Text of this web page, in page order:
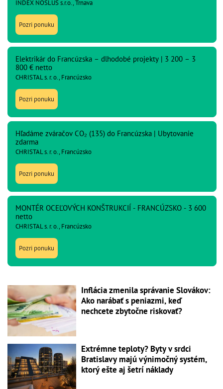
INDEX NOSLUŠ s.r.o., Trnava
Pozri ponuku
Elektrikár do Francúzska – dlhodobé projekty | 3 200 – 3
800 € netto
CHRISTAL s. r. o., Francúzsko
Pozri ponuku
Hľadáme zváračov CO₂ (135) do Francúzska | Ubytovanie
zdarma
CHRISTAL s. r. o., Francúzsko
Pozri ponuku
MONTÉR OCEĽOVÝCH KONŠTRUKCIÍ - FRANCÚZSKO - 3 600
netto
CHRISTAL s. r. o., Francúzsko
Pozri ponuku
Inflácia zmenila správanie Slovákov:
Ako narábať s peniazmi, keď
nechcete zbytočne riskovať?
Extrémne teploty? Byty v srdci
Bratislavy majú výnimočný systém,
ktorý ešte aj šetrí náklady